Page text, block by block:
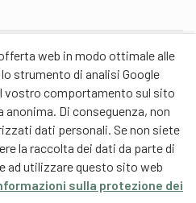
web in modo ottimale alle
strumento di analisi Google
vostro comportamento sul sito
Di conseguenza, non
dati personali. Se non siete
la raccolta dei dati da parte di
ad utilizzare questo sito web
sulla protezione dei
dello Sport Macolin